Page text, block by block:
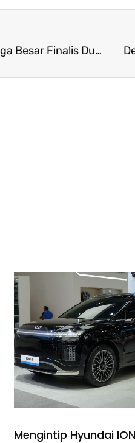
Hyundai IONIQ 5 N Masuk dalam Tiga Besar Finalis Dunia di Ajang World Car Awards 2024
Mengintip Hyundai